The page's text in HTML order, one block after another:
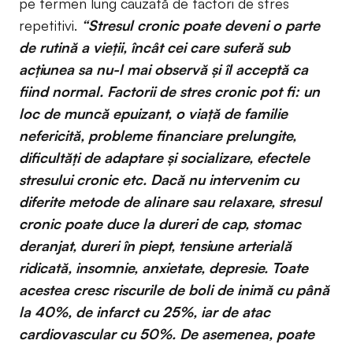
pe termen lung cauzată de factori de stres
repetitivi. “Stresul cronic poate deveni o parte
de rutină a vieţii, încât cei care suferă sub
acțiunea sa nu-l mai observă şi îl acceptă ca
fiind normal. Factorii de stres cronic pot fi: un
loc de muncă epuizant, o viaţă de familie
nefericită, probleme financiare prelungite,
dificultăți de adaptare și socializare, efectele
stresului cronic etc. Dacă nu intervenim cu
diferite metode de alinare sau relaxare, stresul
cronic poate duce la dureri de cap, stomac
deranjat, dureri în piept, tensiune arterială
ridicată, insomnie, anxietate, depresie. Toate
acestea cresc riscurile de boli de inimă cu până
la 40%, de infarct cu 25%, iar de atac
cardiovascular cu 50%. De asemenea, poate